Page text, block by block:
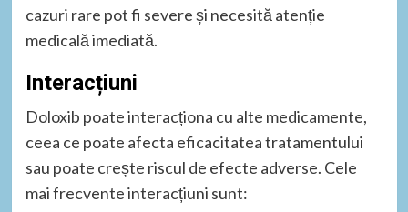
cazuri rare pot fi severe și necesită atenție
medicală imediată.
Interacțiuni
Doloxib poate interacționa cu alte medicamente,
ceea ce poate afecta eficacitatea tratamentului
sau poate crește riscul de efecte adverse. Cele
mai frecvente interacțiuni sunt: